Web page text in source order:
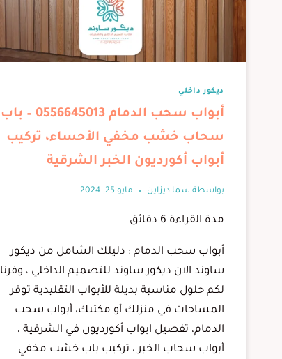
ديكور داخلي
أبواب سحب الدمام 0556645013 – باب
سحاب خشب مخفي الأحساء، تركيب
أبواب أكورديون الخبر الشرقية
بواسطة سما ديزاين مايو 25, 2024
مدة القراءة دقائق
أبواب سحب الدمام : دليلك الشامل من ديكور
ساوند الان ديكور ساوند للتصميم الداخلي ، وفرنا
لكم حلول مناسبة بديلة للأبواب التقليدية توفر
المساحات في منزلك أو مكتبك، أبواب سحب
الدمام، تفصيل ابواب أكورديون في الشرقية ،
أبواب سحاب الخبر ، تركيب باب خشب مخفي